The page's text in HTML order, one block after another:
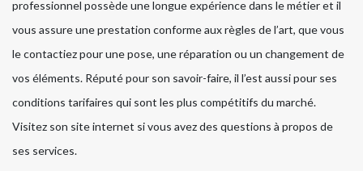
professionnel possède une longue expérience dans le métier et il
vous assure une prestation conforme aux règles de l’art, que vous
le contactiez pour une pose, une réparation ou un changement de
vos éléments. Réputé pour son savoir-faire, il l’est aussi pour ses
conditions tarifaires qui sont les plus compétitifs du marché.
Visitez son site internet si vous avez des questions à propos de
ses services.